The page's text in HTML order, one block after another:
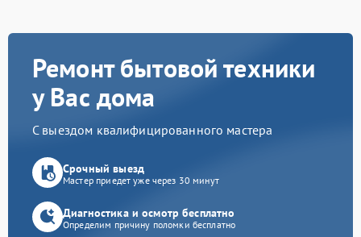
Ремонт бытовой техники
у Вас дома
С выездом квалифицированного мастера
Срочный выезд
Мастер приедет уже через 30 минут
Диагностика и осмотр бесплатно
Определим причину поломки бесплатно